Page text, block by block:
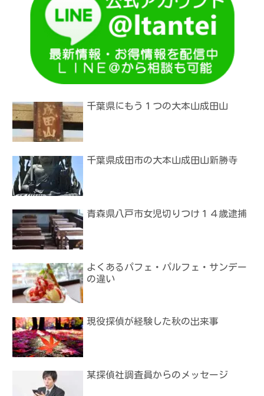
千葉県にもう１つの大本山成田山
千葉県成田市の大本山成田山新勝寺
青森県八戸市女児切りつけ１４歳逮捕
よくあるパフェ・パルフェ・サンデー
の違い
現役探偵が経験した秋の出来事
某探偵社調査員からのメッセージ